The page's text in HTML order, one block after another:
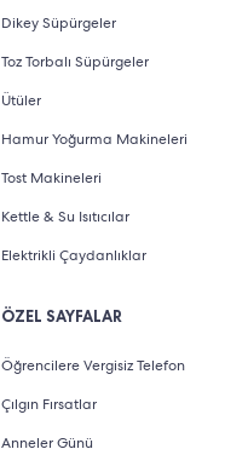
Dikey Süpürgeler
Toz Torbalı Süpürgeler
Ütüler
Hamur Yoğurma Makineleri
Tost Makineleri
Kettle & Su Isıtıcılar
Elektrikli Çaydanlıklar
ÖZEL SAYFALAR
Öğrencilere Vergisiz Telefon
Çılgın Fırsatlar
Anneler Günü